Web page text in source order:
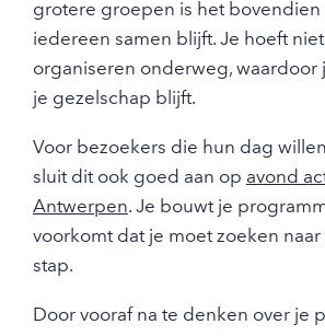
grotere groepen is het
iedereen samen blijft. Je hoeft
organiseren onderweg, waardoor
je gezelschap blijft.
Voor bezoekers die hun dag
sluit dit ook goed aan op avond
Antwerpen. Je bouwt je
voorkomt dat je moet zoeken
stap.
Door vooraf na te denken over je